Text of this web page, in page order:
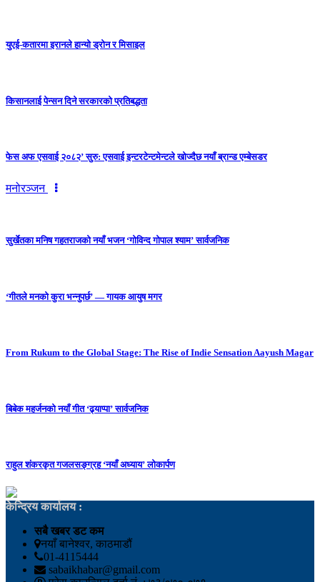
युएई-कतारमा इरानले हान्यो ड्रोन र मिसाइल
किसानलाई पेन्सन दिने सरकारको प्रतिबद्धता
फेस अफ एसवाई २०८२’ सुरु: एसवाई इन्टरटेन्टमेन्टले खोज्दैछ नयाँ ब्रान्ड एम्बेसडर
मनोरञ्जन
सुर्खेतका मनिष गहतराजको नयाँ भजन ‘गोविन्द गोपाल श्याम’ सार्वजनिक
‘गीतले मनको कुरा भन्नुपर्छ’ — गायक आयुष मगर
From Rukum to the Global Stage: The Rise of Indie Sensation Aayush Magar
बिबेक महर्जनको नयाँ गीत ‘ढ्याप्पा’ सार्वजनिक
राहुल शंकरकृत गजलसङ्ग्रह ‘नयाँ अध्याय’ लोकार्पण
केन्द्रिय कार्यालय :
सबै खबर डट कम
नयाँ बानेश्वर, काठमाडौं
01-4115444
sabaikhabar@gmail.com